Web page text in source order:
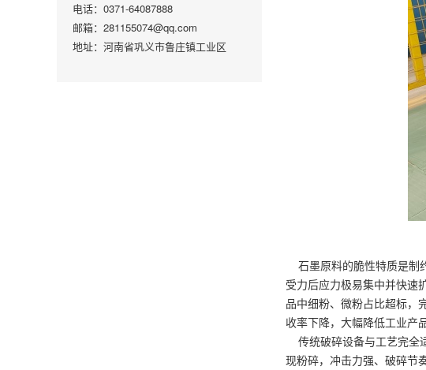
电话：0371-64087888
邮箱：281155074@qq.com
地址：河南省巩义市鲁庄镇工业区
石墨原料的脆性特质是制
受力后应力极易集中并快速
品中细粉、微粉占比超标，
收率下降，大幅降低工业产
传统破碎设备与工艺完全
现粉碎，冲击力强、破碎节